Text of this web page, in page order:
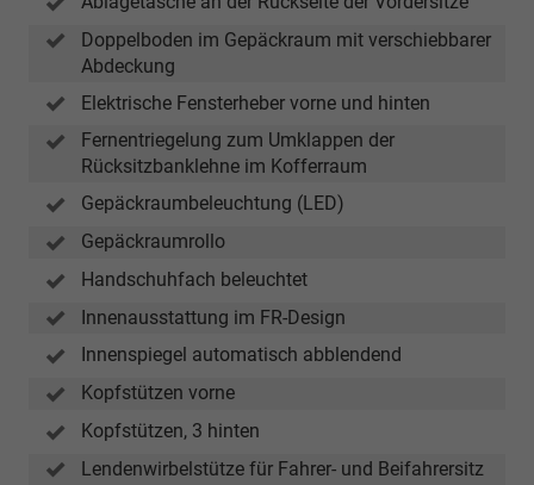
Doppelboden im Gepäckraum mit verschiebbarer
Abdeckung
Elektrische Fensterheber vorne und hinten
Fernentriegelung zum Umklappen der
Rücksitzbanklehne im Kofferraum
Gepäckraumbeleuchtung (LED)
Gepäckraumrollo
Handschuhfach beleuchtet
Innenausstattung im FR-Design
Innenspiegel automatisch abblendend
Kopfstützen vorne
Kopfstützen, 3 hinten
Lendenwirbelstütze für Fahrer- und Beifahrersitz